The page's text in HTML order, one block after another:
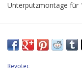
Unterputzmontage für
Revotec